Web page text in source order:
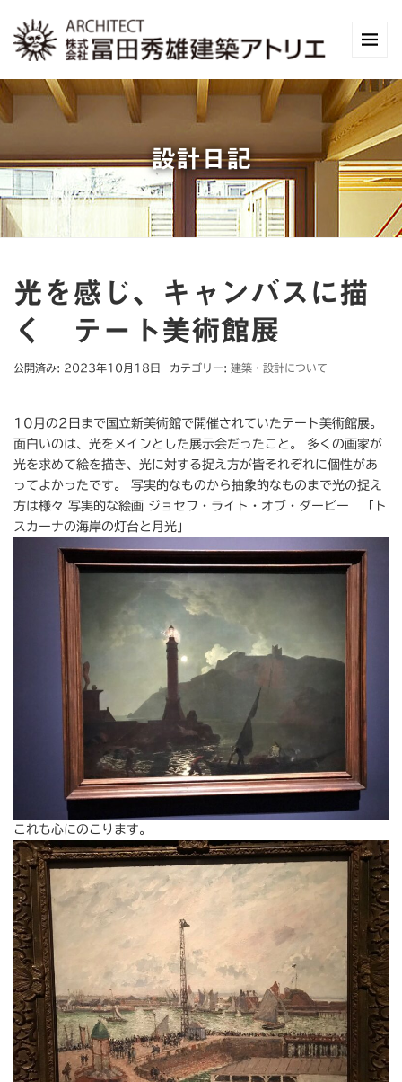
設計日記
光を感じ、キャンバスに描
く テート美術館展
公開済み: 2023年10月18日 カテゴリー: 建築・設計について
10月の2日まで国立新美術館で開催されていたテート美術館展。
面白いのは、光をメインとした展示会だったこと。 多くの画家が
光を求めて絵を描き、光に対する捉え方が皆それぞれに個性があ
ってよかったです。 写実的なものから抽象的なものまで光の捉え
方は様々 写実的な絵画 ジョセフ・ライト・オブ・ダービー 「ト
スカーナの海岸の灯台と月光」
これも心にのこります。